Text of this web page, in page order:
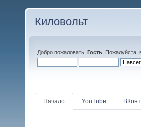
Киловольт
Добро пожаловать, Гость . Пожалуйста,
Начало YouTube